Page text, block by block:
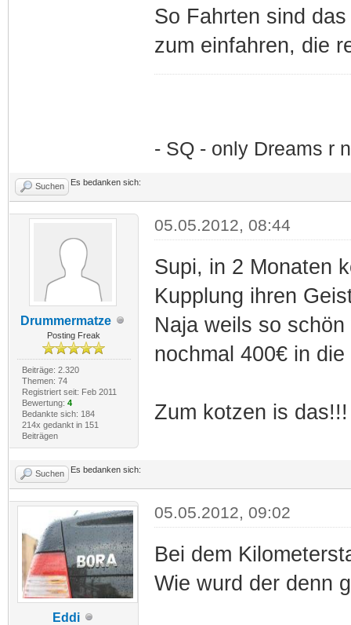
So Fahrten sind
zum einfahren, die
- SQ - only Dreams r
Suchen Es bedanken sich:
Drummermatze
Posting Freak
Beiträge: 2.320
Themen: 74
Registriert seit: Feb 2011
Bewertung: 4
Bedankte sich: 184
214x gedankt in 151
Beiträgen
05.05.2012, 08:44
Supi, in 2 Monaten
Kupplung ihren
Naja weils so
nochmal 400€ in
Zum kotzen is das!!!
Suchen Es bedanken sich:
Eddi
05.05.2012, 09:02
Bei dem
Wie wurd der denn